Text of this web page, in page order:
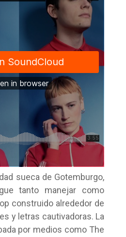
sueca de Gotemburgo,
tanto manejar como
construido alrededor de
y letras cautivadoras. La
por medios como The